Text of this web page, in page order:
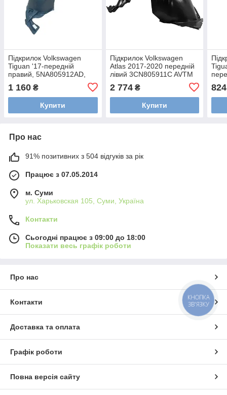
Підкрилок Volkswagen
Tiguan '17-передній
правий, 5NA805912AD,
447445388, (Фольксваген
Тігуан)
1 160 ₴
Купити
Підкрилок Volkswagen
Atlas 2017-2020 передній
лівий 3CN805911C AVTM
2 774₴
Купити
824
Про нас
91% позитивних з 504 відгуків за рік
Працює з 07.05.2014
м. Суми
ул. Харьковская 105, Суми, Україна
Контакти
Сьогодні працює з 09:00 до 18:00
Показати весь графік роботи
Про нас
Контакти
Доставка та оплата
Графік роботи
Повна версія сайту
КНОПКА
ЗВ'ЯЗКУ